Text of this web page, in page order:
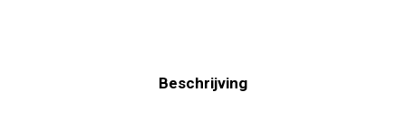
Beschrijving